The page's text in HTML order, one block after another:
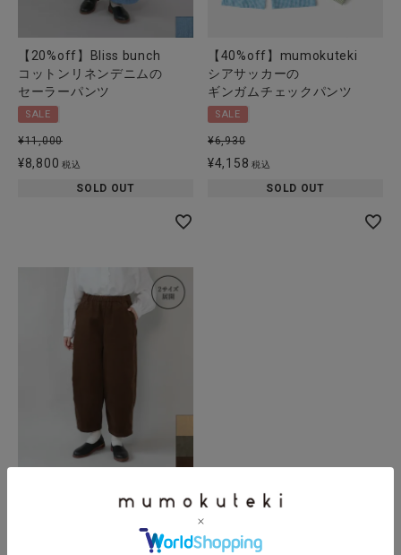
【20%off】Bliss bunch
コットンリネンデニムの
セーラーパンツ
SALE
¥11,000
¥8,800 税込
SOLD OUT
【40%off】mumokuteki
シアサッカーの
ギンガムチェックパンツ
SALE
¥6,930
¥4,158 税込
SOLD OUT
【30%off】mumokuteki
2サイズ展開のコーデュロイ